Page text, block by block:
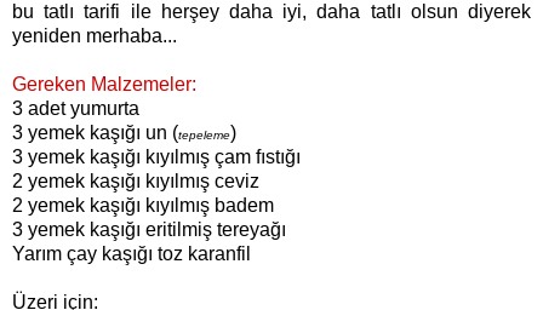
bu tatlı tarifi ile herşey daha iyi, daha tatlı olsun diyerek
yeniden merhaba...
Gereken Malzemeler:
3 adet yumurta
3 yemek kaşığı un (tepeleme)
3 yemek kaşığı kıyılmış çam fıstığı
2 yemek kaşığı kıyılmış ceviz
2 yemek kaşığı kıyılmış badem
3 yemek kaşığı eritilmiş tereyağı
Yarım çay kaşığı toz karanfil
Üzeri için: